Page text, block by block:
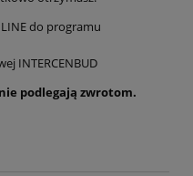
do programu
INTERCENBUD
podlegają zwrotom.
płatności